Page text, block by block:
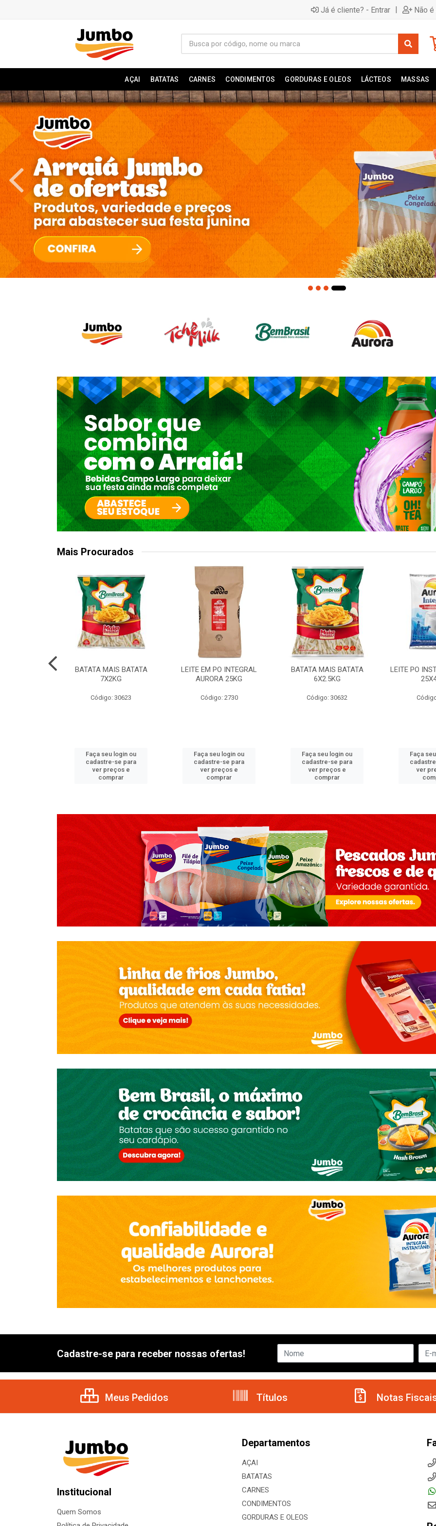
Já é cliente? - Entrar | Não
AÇAI BATATAS CARNES CONDIMENTOS GORDURAS E OLEOS LÁCTEOS MASSAS
Mais Procurados
BATATA MAIS BATATA
7X2KG
Código: 30623
Faça seu login ou
cadastre-se para
ver preços e
comprar
LEITE EM PO INTEGRAL
AURORA 25KG
Código: 2730
Faça seu login ou
cadastre-se para
ver preços e
comprar
BATATA MAIS BATATA
6X2.5KG
Código: 30632
Faça seu login ou
cadastre-se para
ver preços e
comprar
LEITE PO
Faça
ver
Cadastre-se para receber nossas ofertas!
Meus Pedidos Títulos Notas
Institucional
Quem Somos
Departamentos
AÇAI
BATATAS
CARNES
CONDIMENTOS
GORDURAS E OLEOS